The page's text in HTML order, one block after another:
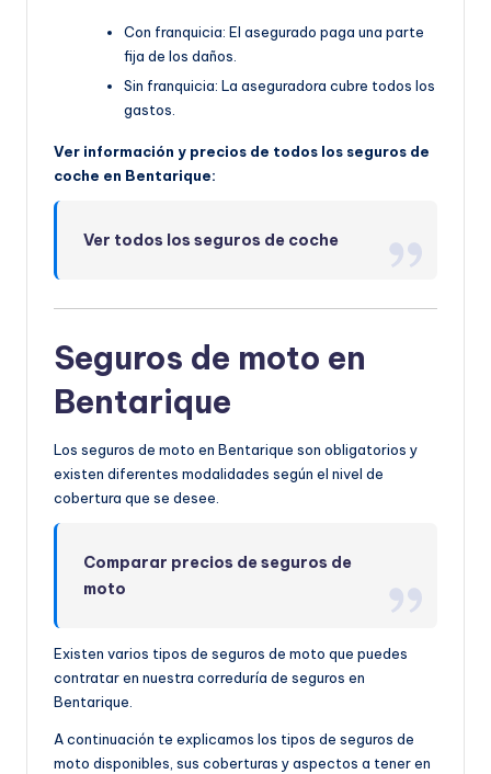
Con franquicia: El asegurado paga una parte
fija de los daños.
Sin franquicia: La aseguradora cubre todos los
gastos.
Ver información y precios de todos los seguros de
coche en Bentarique:
Ver todos los seguros de coche
Seguros de moto en
Bentarique
Los seguros de moto en Bentarique son obligatorios y
existen diferentes modalidades según el nivel de
cobertura que se desee.
Comparar precios de seguros de
moto
Existen varios tipos de seguros de moto que puedes
contratar en nuestra correduría de seguros en
Bentarique.
A continuación te explicamos los tipos de seguros de
moto disponibles, sus coberturas y aspectos a tener en